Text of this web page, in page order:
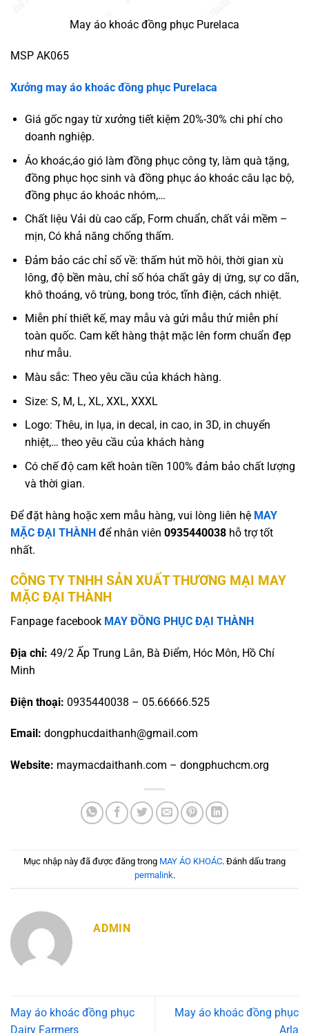
May áo khoác đồng phục Purelaca
MSP AK065
Xưởng may áo khoác đồng phục Purelaca
Giá gốc ngay từ xưởng tiết kiệm 20%-30% chi phí cho
doanh nghiệp.
Áo khoác,áo gió làm đồng phục công ty, làm quà tặng,
đồng phục học sinh và đồng phục áo khoác câu lạc bộ,
đồng phục áo khoác nhóm,…
Chất liệu Vải dù cao cấp, Form chuẩn, chất vải mềm –
mịn, Có khả năng chống thấm.
Đảm bảo các chỉ số về: thấm hút mồ hôi, thời gian xù
lông, độ bền màu, chỉ số hóa chất gây dị ứng, sự co dãn,
khô thoáng, vô trùng, bong tróc, tĩnh điện, cách nhiệt.
Miễn phí thiết kế, may mẫu và gửi mẫu thử miễn phí
toàn quốc. Cam kết hàng thật mặc lên form chuẩn đẹp
như mẫu.
Màu sắc: Theo yêu cầu của khách hàng.
Size: S, M, L, XL, XXL, XXXL
Logo: Thêu, in lụa, in decal, in cao, in 3D, in chuyển
nhiệt,… theo yêu cầu của khách hàng
Có chế độ cam kết hoàn tiền 100% đảm bảo chất lượng
và thời gian.
Để đặt hàng hoặc xem mẫu hàng, vui lòng liên hệ MAY
MẶC ĐẠI THÀNH để nhân viên 0935440038 hỗ trợ tốt
nhất.
CÔNG TY TNHH SẢN XUẤT THƯƠNG MẠI MAY
MẶC ĐẠI THÀNH
Fanpage facebook MAY ĐỒNG PHỤC ĐẠI THÀNH
Địa chỉ: 49/2 Ấp Trung Lân, Bà Điểm, Hóc Môn, Hồ Chí
Minh
Điện thoại: 0935440038 – 05.66666.525
Email: dongphucdaithanh@gmail.com
Website: maymacdaithanh.com – dongphuchcm.org
Mục nhập này đã được đăng trong MAY ÁO KHOÁC. Đánh dấu trang
permalink.
ADMIN
May áo khoác đồng phục
Dairy Farmers
May áo khoác đồng phục
Arla